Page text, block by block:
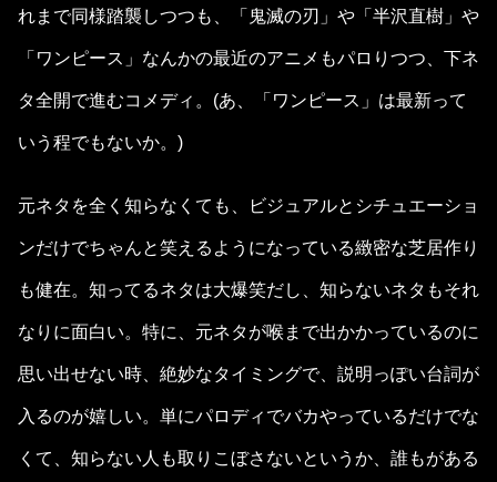
れまで同様踏襲しつつも、「鬼滅の刃」や「半沢直樹」や
「ワンピース」なんかの最近のアニメもパロりつつ、下ネ
タ全開で進むコメディ。(あ、「ワンピース」は最新って
いう程でもないか。)
元ネタを全く知らなくても、ビジュアルとシチュエーショ
ンだけでちゃんと笑えるようになっている緻密な芝居作り
も健在。知ってるネタは大爆笑だし、知らないネタもそれ
なりに面白い。特に、元ネタが喉まで出かかっているのに
思い出せない時、絶妙なタイミングで、説明っぽい台詞が
入るのが嬉しい。単にパロディでバカやっているだけでな
くて、知らない人も取りこぼさないというか、誰もがある